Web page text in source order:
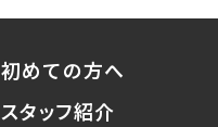
初めての方へ
スタッフ紹介